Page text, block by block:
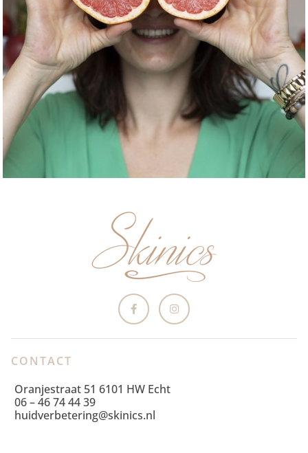
CONTACT
Oranjestraat 51 6101 HW Echt
06 – 46 74 44 39
huidverbetering@skinics.nl